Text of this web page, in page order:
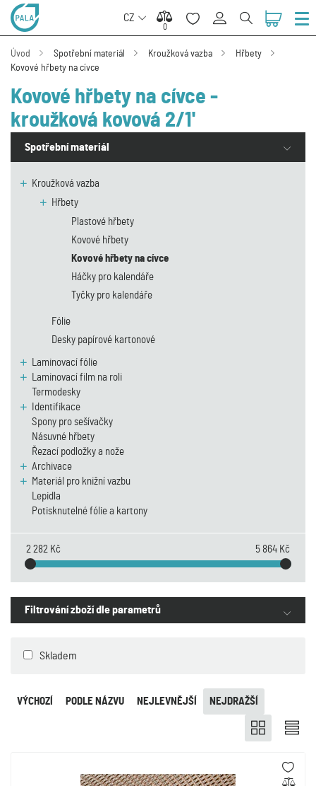
CZ
0
0
Úvod Spotřební materiál Kroužková vazba
Hřbety
Kovové hřbety na cívce
Kovové hřbety na cívce -
kroužková kovová 2/1'
Spotřební materiál
Kroužková vazba
Hřbety
Plastové hřbety
Kovové hřbety
Kovové hřbety na cívce
Háčky pro kalendáře
Tyčky pro kalendáře
Fólie
Desky papírové kartonové
Laminovací fólie
Laminovací film na roli
Termodesky
Identifikace
Spony pro sešívačky
Násuvné hřbety
Řezací podložky a nože
Archivace
Materiál pro knižní vazbu
Lepidla
Potisknutelné fólie a kartony
2 282 Kč 5 864 Kč
Filtrování zboží dle parametrů
Skladem
NEJLEVNĚJŠÍ NEJDRAŽŠÍ
PODLE NÁZVU
VÝCHOZÍ